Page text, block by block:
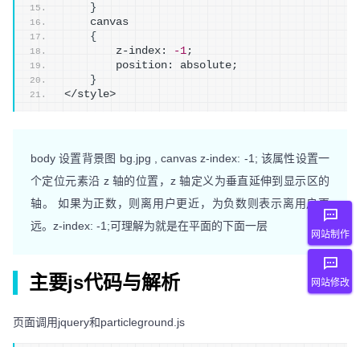
}
    canvas
{
        z-index:
-1 ;
        position: absolute;
}
</style>
body 设置背景图 bg.jpg , canvas z-index: -1; 该属性设置一
个定位元素沿 z 轴的位置，z 轴定义为垂直延伸到显示区的
轴。 如果为正数，则离用户更近，为负数则表示离用户更
远。z-index: -1;可理解为就是在平面的下面一层
主要js代码与解析
页面调用jquery和particleground.js
网站制作
网站修改